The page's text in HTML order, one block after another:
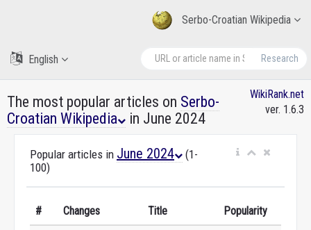
Serbo-Croatian Wikipedia
Research
English
The most popular articles on Serbo-
Croatian Wikipedia
in June 2024
WikiRank.net
ver. 1.6.3
Popular articles in June 2024
(1-
100)
# Changes Title Popularity